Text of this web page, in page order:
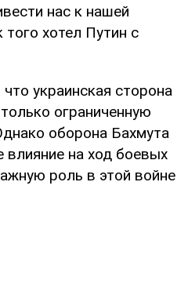
нас к нашей
того хотел Путин с
украинская сторона
ограниченную
оборона Бахмута
влияние на ход боевых
роль в этой войне